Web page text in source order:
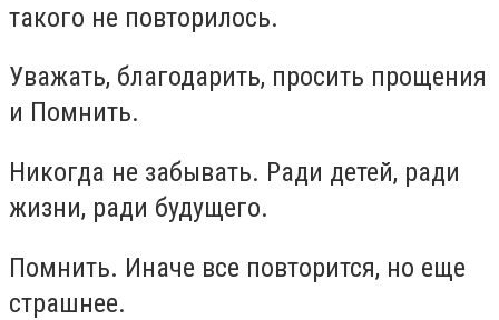
такого не повторилось.
Уважать, благодарить, просить прощения
и Помнить.
Никогда не забывать. Ради детей, ради
жизни, ради будущего.
Помнить. Иначе все повторится, но еще
страшнее.